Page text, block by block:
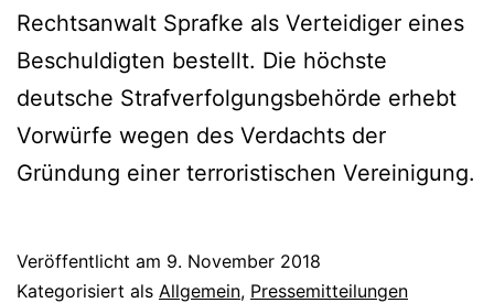
Rechtsanwalt Sprafke als Verteidiger eines
Beschuldigten bestellt. Die höchste
deutsche Strafverfolgungsbehörde erhebt
Vorwürfe wegen des Verdachts der
Gründung einer terroristischen Vereinigung.
Veröffentlicht am 9. November 2018
Kategorisiert als Allgemein, Pressemitteilungen